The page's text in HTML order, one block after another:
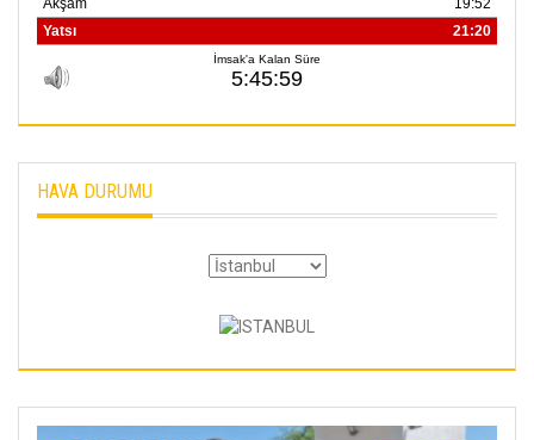
HAVA DURUMU